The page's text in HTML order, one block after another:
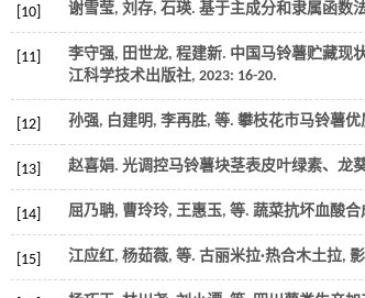
[10] 谢雪莹, 刘存, 石瑛. 基于主成分和隶属函数
[11] 李守强, 田世龙, 程建新. 中国马铃薯贮藏现
江科学技术出版社, 2023: 16-20.
[12] 孙强, 白建明, 李再胜, 等. 攀枝花市马铃薯
[13] 赵喜娟. 光调控马铃薯块茎表皮叶绿素、龙
[14] 屈乃聃, 曹玲玲, 王惠玉, 等. 蔬菜抗坏血酸
[15] 江应红, 杨茹薇, 等. 古丽米拉·热合木土拉,